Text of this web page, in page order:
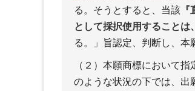
る。そうとすると、当該
として採択使用すること
る。」旨認定、判断し、本
（２）本願商標において指
のような状況の下では、出